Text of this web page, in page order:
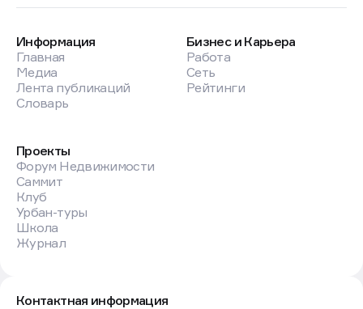
Информация
Главная
Медиа
Лента публикаций
Словарь
Бизнес и Карьера
Работа
Сеть
Рейтинги
Проекты
Форум Недвижимости
Саммит
Клуб
Урбан-туры
Школа
Журнал
Контактная информация